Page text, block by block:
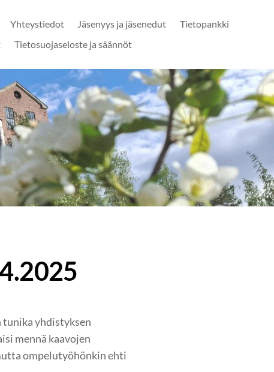
Yhteystiedot Jäsenyys ja jäsenedut
Tietopankki
Tietosuojaseloste ja säännöt
tunika yhdistyksen
mennä kaavojen
ompelutyöhönkin ehti